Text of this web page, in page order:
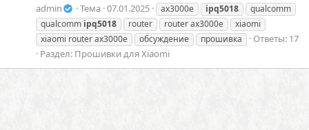
admin Тема 07.01.2025 ax3000e ipq5018
qualcomm
qualcomm ipq5018 router router ax3000e
xiaomi
xiaomi router ax3000e
обсуждение прошивка
Ответы: 17
Раздел: Прошивки для Xiaomi